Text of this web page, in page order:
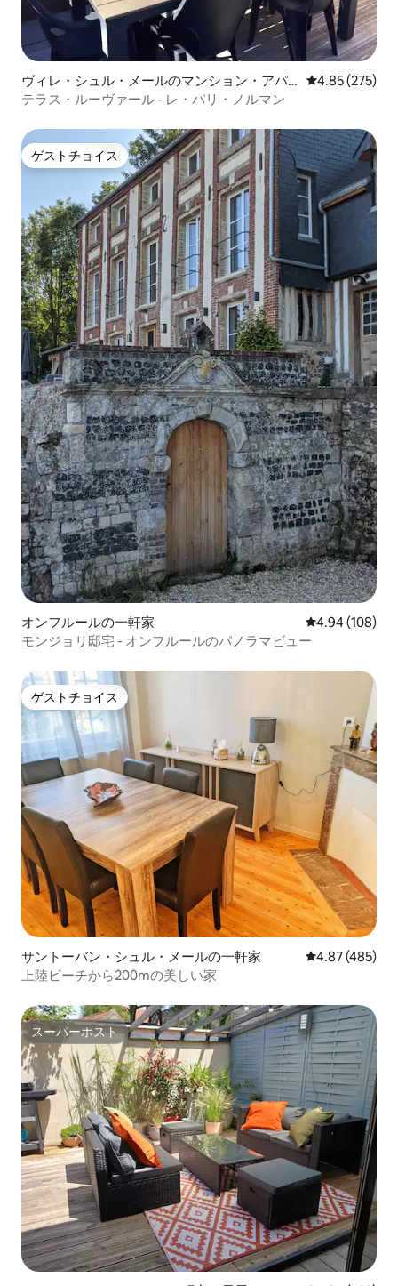
ヴィレ・シュル・メールのマンション・アパ
ート
レビュー275
4.85 (275)
テラス・ルーヴァール - レ・パリ・ノルマン
ゲストチョイス
ゲストチョイス
オンフルールの一軒家 レビュー108
4.94 (108)
モンジョリ邸宅 - オンフルールのパノラマビュー
ゲストチョイス
ゲストチョイス
サントーバン・シュル・メールの一軒家 レビュー485
4.87 (485)
上陸ビーチから200mの美しい家
スーパーホスト
スーパーホスト